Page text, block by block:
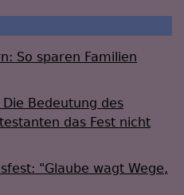
So sparen Familien
Bedeutung des
das Fest nicht
"Glaube wagt Wege,